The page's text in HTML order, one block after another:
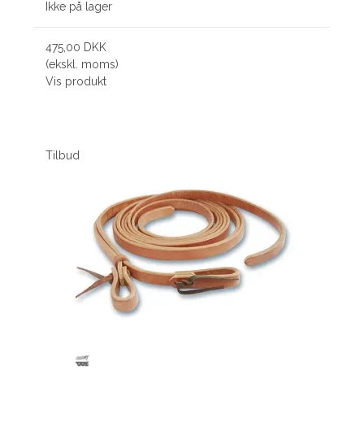
Ikke på lager
475,00 DKK
(ekskl. moms)
Vis produkt
Tilbud